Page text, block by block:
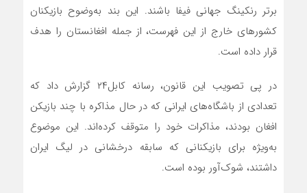
برتر رنکینگ جهانی فیفا باشند. این بند به‌وضوح بازیکنان
کشورهای خارج از این فهرست، از جمله افغانستان را هدف
قرار داده است.
در پی تصویب این قانون، رسانه کابل۲۴ گزارش داد که
تعدادی از باشگاه‌های ایرانی که در حال مذاکره با چند بازیکن
افغان بودند، مذاکرات خود را متوقف کرده‌اند. این موضوع
به‌ویژه برای بازیکنانی که سابقه درخشانی در لیگ ایران
داشتند، شوک‌آور بوده است.